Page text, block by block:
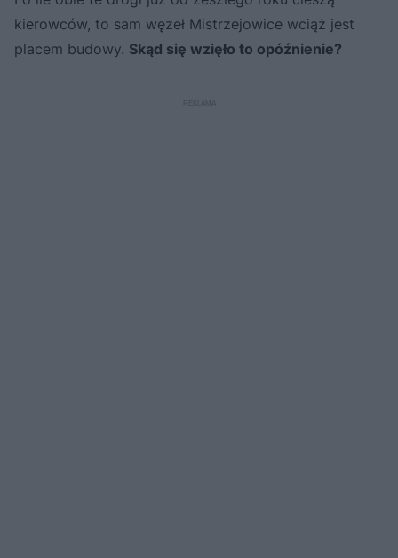
kierowców, to sam węzeł Mistrzejowice wciąż jest
placem budowy. Skąd się wzięło to opóźnienie?